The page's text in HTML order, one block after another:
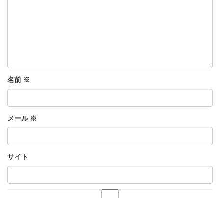
名前 ※
メール ※
サイト